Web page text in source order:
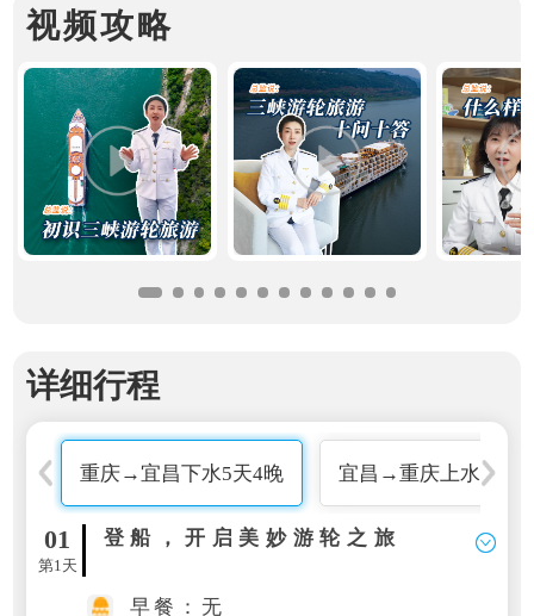
视频攻略
详细行程
重庆→宜昌下水5天4晚 宜昌→重庆上水5天4
01
第1天
登船，开启美妙游轮之旅
早餐：无